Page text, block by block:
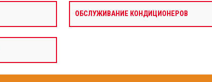
ОБСЛУЖИВАНИЕ КОНДИЦИОНЕРОВ